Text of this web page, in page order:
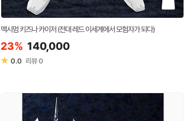
맥시멈 키즈나 카이저 (전대 레드 이세계에서 모험자가 되다)
23% 140,000
★ 0.0 리뷰0